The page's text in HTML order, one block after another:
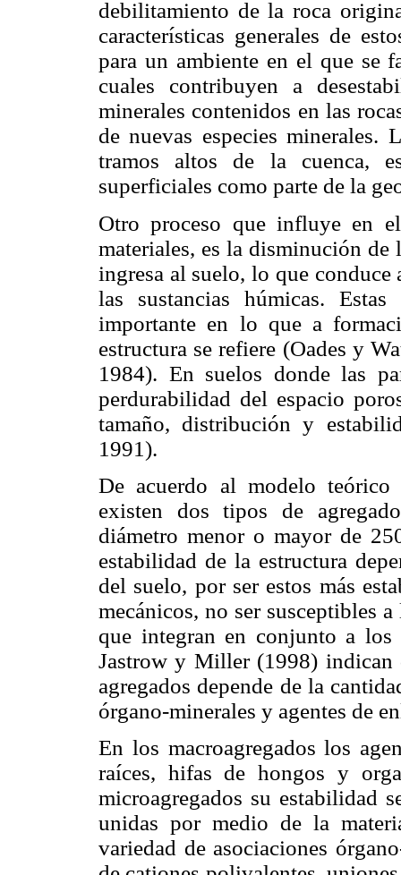
debilitamiento de la roca
características generales de
para un ambiente en el que se
cuales contribuyen a
minerales contenidos en las
de nuevas especies minerales.
tramos altos de la cuenca,
superficiales como parte de la
Otro proceso que influye en
materiales, es la disminución de
ingresa al suelo, lo que
las sustancias húmicas.
importante en lo que a
estructura se refiere (Oades y
1984). En suelos donde las
perdurabilidad del espacio
tamaño, distribución y
1991).
De acuerdo al modelo
existen dos tipos de
diámetro menor o mayor de
estabilidad de la estructura
del suelo, por ser estos más
mecánicos, no ser susceptibles
que integran en conjunto a los
Jastrow y Miller (1998) indican
agregados depende de la
órgano-minerales y agentes de
En los macroagregados los
raíces, hifas de hongos y
microagregados su estabilidad
unidas por medio de la
variedad de asociaciones